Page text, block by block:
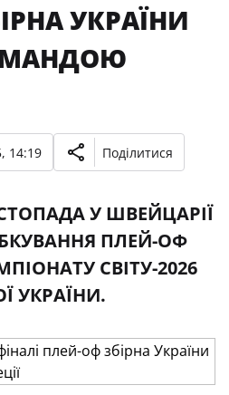
УКРАЇНИ
14:19 Поділитися
У ШВЕЙЦАРІЇ
ПЛЕЙ-ОФ
СВІТУ-2026
УКРАЇНИ.